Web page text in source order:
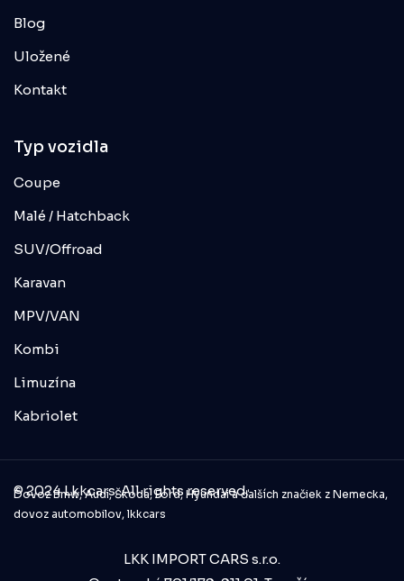
Blog
Uložené
Kontakt
Typ vozidla
Coupe
Malé / Hatchback
SUV/Offroad
Karavan
MPV/VAN
Kombi
Limuzína
Kabriolet
© 2024 Lkkcars. All rights reserved.
Dovoz Bmw, Audi, Škoda, Ford, Hyundai a ďalších značiek z Nemecka,
dovoz automobilov, lkkcars
LKK IMPORT CARS s.r.o.